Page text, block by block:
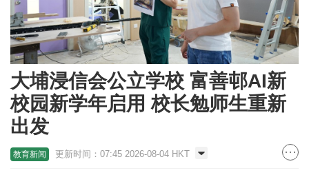
大埔浸信会公立学校 富善邨AI新
校园新学年启用 校长勉师生重新
出发
教育新闻 更新时间：07:45 2026-08-04 HKT